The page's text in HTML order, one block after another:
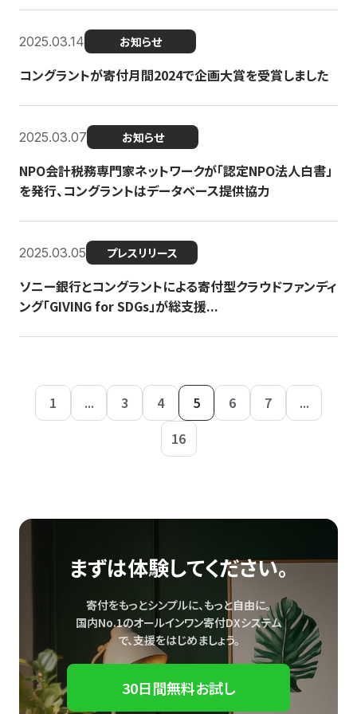
2025.03.14 お知らせ
コングラントが寄付月間2024で企画大賞を受賞しました
2025.03.07 お知らせ
NPO会計税務専門家ネットワークが「認定NPO法人白書」
を発行、コングラントはデータベース提供協力
2025.03.05 プレスリリース
ソニー銀行とコングラントによる寄付型クラウドファンディ
ング「GIVING for SDGs」が総支援...
1 ... 3 4 5 6 7
...
16
まずは体験してください。
寄付をもっとシンプルに、もっと自由に。
国内No.1のオールインワン寄付DXシステム
で、支援をはじめましょう。
30日間無料お試し